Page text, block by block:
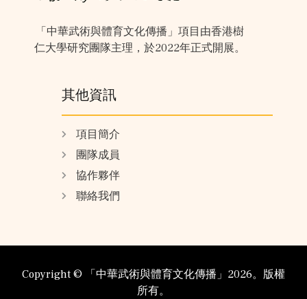
「中華武術與體育文化傳播」項目由香港樹
仁大學研究團隊主理，於2022年正式開展。
其他資訊
項目簡介
團隊成員
協作夥伴
聯絡我們
Copyright ©️ 「中華武術與體育文化傳播」2026。版權
所有。